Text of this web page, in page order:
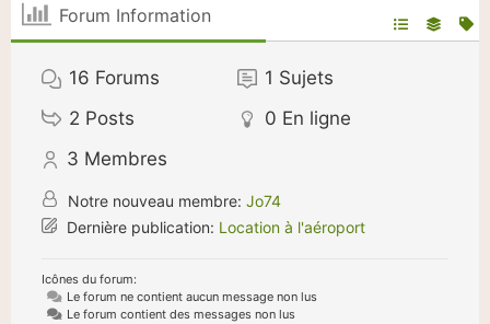
Forum Information
16 Forums 1 Sujets
2 Posts 0 En ligne
3 Membres
Notre nouveau membre: Jo74
Dernière publication: Location à l'aéroport
Icônes du forum:
Le forum ne contient aucun message non lus
Le forum contient des messages non lus